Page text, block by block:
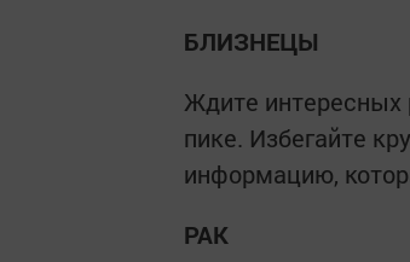
БЛИЗНЕЦЫ
Ждите интересных
пике. Избегайте
информацию,
РАК